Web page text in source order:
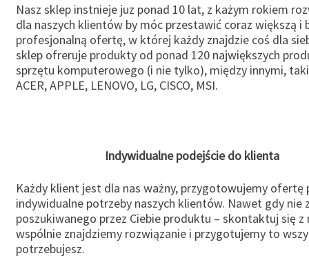
Nasz sklep instnieje juz ponad 10 lat, z każym rokiem
dla naszych klientów by móc przestawić coraz większą i
profesjonalną ofertę, w której każdy znajdzie coś dla
sklep ofreruje produkty od ponad 120 największych
sprzętu komputerowego (i nie tylko), między innymi,
ACER, APPLE, LENOVO, LG, CISCO, MSI.
Indywidualne podejście do klienta
Każdy klient jest dla nas ważny, przygotowujemy ofertę
indywidualne potrzeby naszych klientów. Nawet gdy nie
poszukiwanego przez Ciebie produktu – skontaktuj się z
wspólnie znajdziemy rozwiązanie i przygotujemy to
potrzebujesz.